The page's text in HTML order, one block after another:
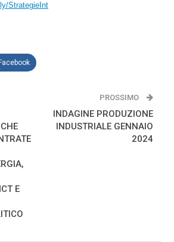
StrategieInt
Facebook
E
PROSSIMO
INDAGINE PRODUZIONE
INDUSTRIALE GENNAIO
2024